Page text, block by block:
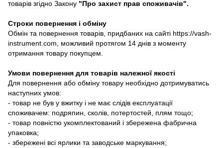
товарів згідно Закону "Про захист прав споживачів".
Строки повернення і обміну
Обмін та повернення товарів, придбаних на сайті https://vash-
instrument.com, можливий протягом 14 днів з моменту
отримання товару покупцем.
Умови повернення для товарів належної якості
Для повернення або обміну товару необхідно дотримуватись
наступних умов:
- товар не був у вжитку і не має слідів експлуатації
споживачем: подряпин, сколів, потертостей, плям тощо;
- товар повністю укомплектований і збережена фабрична
упаковка;
- збережені всі ярлики та заводське маркування;